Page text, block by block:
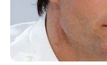
Nyimas Ratu Rafa